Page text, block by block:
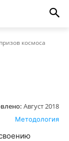
космоса
Август 2018
Методология